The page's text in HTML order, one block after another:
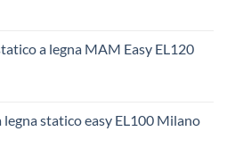
a legna MAM Easy EL120
legna statico easy EL100 Milano